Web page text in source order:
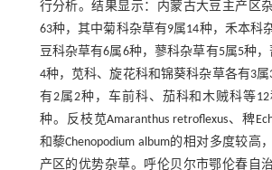
行分析。结果显示：内蒙古大豆主产区
63种，其中菊科杂草有9属14种，禾本科
豆科杂草有6属6种，蓼科杂草有5属5种
4种，苋科、旋花科和锦葵科杂草各有3
有2属2种，车前科、茄科和木贼科等
种。反枝苋Amaranthus retroflexus、稗
和藜Chenopodium album的相对多度较高
产区的优势杂草。呼伦贝尔市鄂伦春自